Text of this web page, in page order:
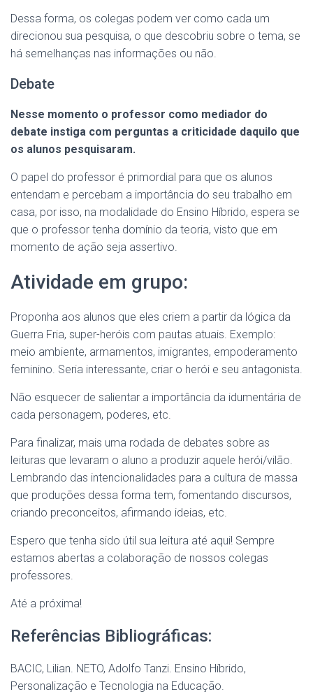
Dessa forma, os colegas podem ver como cada um
direcionou sua pesquisa, o que descobriu sobre o tema, se
há semelhanças nas informações ou não.
Debate
Nesse momento o professor como mediador do
debate instiga com perguntas a criticidade daquilo que
os alunos pesquisaram.
O papel do professor é primordial para que os alunos
entendam e percebam a importância do seu trabalho em
casa, por isso, na modalidade do Ensino Híbrido, espera se
que o professor tenha domínio da teoria, visto que em
momento de ação seja assertivo.
Atividade em grupo:
Proponha aos alunos que eles criem a partir da lógica da
Guerra Fria, super-heróis com pautas atuais. Exemplo:
meio ambiente, armamentos, imigrantes, empoderamento
feminino. Seria interessante, criar o herói e seu antagonista.
Não esquecer de salientar a importância da idumentária de
cada personagem, poderes, etc.
Para finalizar, mais uma rodada de debates sobre as
leituras que levaram o aluno a produzir aquele herói/vilão.
Lembrando das intencionalidades para a cultura de massa
que produções dessa forma tem, fomentando discursos,
criando preconceitos, afirmando ideias, etc.
Espero que tenha sido útil sua leitura até aqui! Sempre
estamos abertas a colaboração de nossos colegas
professores.
Até a próxima!
Referências Bibliográficas:
BACIC, Lilian. NETO, Adolfo Tanzi. Ensino Híbrido,
Personalização e Tecnologia na Educação.